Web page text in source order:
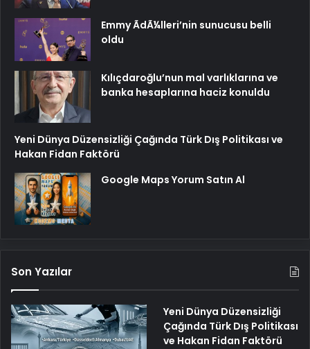
Emmy ÃdÃ¼lleri’nin sunucusu belli
oldu
Kılıçdaroğlu’nun mal varlıklarına ve
banka hesaplarına haciz konuldu
Yeni Dünya Düzensizliği Çağında Türk Dış Politikası ve
Hakan Fidan Faktörü
Google Maps Yorum Satın Al
Son Yazılar
Yeni Dünya Düzensizliği
Çağında Türk Dış Politikası
ve Hakan Fidan Faktörü